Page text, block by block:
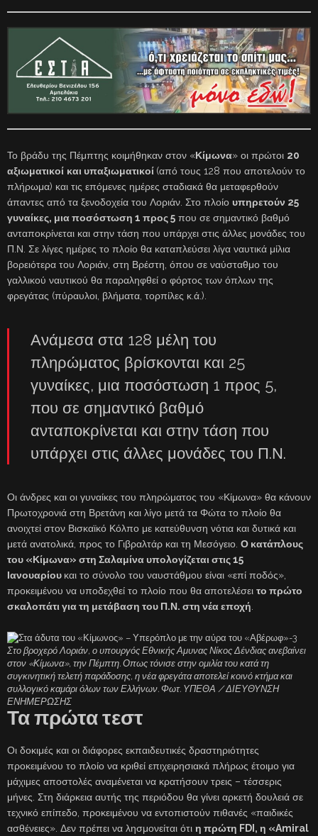
Το βράδυ της Πέμπτης κοιμήθηκαν στον «Κίμωνα» οι πρώτοι 20
αξιωματικοί και υπαξιωματικοί (από τους 128 που αποτελούν το
πλήρωμα) και τις επόμενες ημέρες σταδιακά θα μεταφερθούν
άπαντες από τα ξενοδοχεία του Λοριάν. Στο πλοίο υπηρετούν 25
γυναίκες, μια ποσόστωση 1 προς 5 που σε σημαντικό βαθμό
ανταποκρίνεται και στην τάση που υπάρχει στις άλλες μονάδες του
Π.Ν. Σε λίγες ημέρες το πλοίο θα καταπλεύσει λίγα ναυτικά μίλια
βορειότερα του Λοριάν, στη Βρέστη, όπου σε ναύσταθμο του
γαλλικού ναυτικού θα παραληφθεί ο φόρτος των όπλων της
φρεγάτας (πύραυλοι, βλήματα, τορπίλες κ.ά.).
Ανάμεσα στα 128 μέλη του
πληρώματος βρίσκονται και 25
γυναίκες, μια ποσόστωση 1 προς 5,
που σε σημαντικό βαθμό
ανταποκρίνεται και στην τάση που
υπάρχει στις άλλες μονάδες του Π.Ν.
Οι άνδρες και οι γυναίκες του πληρώματος του «Κίμωνα» θα κάνουν
Πρωτοχρονιά στη Βρετάνη και λίγο μετά τα Φώτα το πλοίο θα
ανοιχτεί στον Βισκαϊκό Κόλπο με κατεύθυνση νότια και δυτικά και
μετά ανατολικά, προς το Γιβραλτάρ και τη Μεσόγειο. Ο κατάπλους
του «Κίμωνα» στη Σαλαμίνα υπολογίζεται στις 15
Ιανουαρίου και το σύνολο του ναυστάθμου είναι «επί ποδός»,
προκειμένου να υποδεχθεί το πλοίο που θα αποτελέσει το πρώτο
σκαλοπάτι για τη μετάβαση του Π.Ν. στη νέα εποχή.
Στο βροχερό Λοριάν, ο υπουργός Εθνικής Αμυνας Νίκος Δένδιας ανεβαίνει
στον «Κίμωνα», την Πέμπτη. Οπως τόνισε στην ομιλία του κατά τη
συγκινητική τελετή παράδοσης, η νέα φρεγάτα αποτελεί κοινό κτήμα και
συλλογικό καμάρι όλων των Ελλήνων. Φωτ. ΥΠΕΘΑ / ΔΙΕΥΘΥΝΣΗ
ΕΝΗΜΕΡΩΣΗΣ
Τα πρώτα τεστ
Οι δοκιμές και οι διάφορες εκπαιδευτικές δραστηριότητες
προκειμένου το πλοίο να κριθεί επιχειρησιακά πλήρως έτοιμο για
μάχιμες αποστολές αναμένεται να κρατήσουν τρεις – τέσσερις
μήνες. Στη διάρκεια αυτής της περιόδου θα γίνει αρκετή δουλειά σε
τεχνικό επίπεδο, προκειμένου να εντοπιστούν πιθανές «παιδικές
ασθένειες». Δεν πρέπει να λησμονείται ότι η πρώτη FDI, η «Amiral